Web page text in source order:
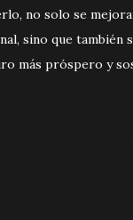
no solo se
sino que también
más próspero y